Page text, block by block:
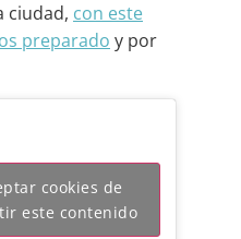
ciudad, con este
preparado y por
cookies de
este contenido